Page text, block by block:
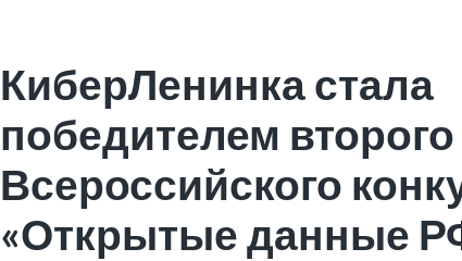
КиберЛенинка стала
победителем второго
Всероссийского
«Открытые данные